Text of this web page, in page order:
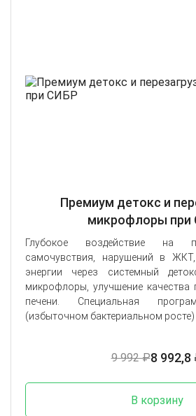
Премиум детокс и
микрофлоры при
Глубокое воздействие на
самочувствия, нарушений в
энергии через системный
микрофлоры, улучшение качества
печени. Специальная
(избыточном бактериальном росте)
9 992 ₽8 992,8
В корзину